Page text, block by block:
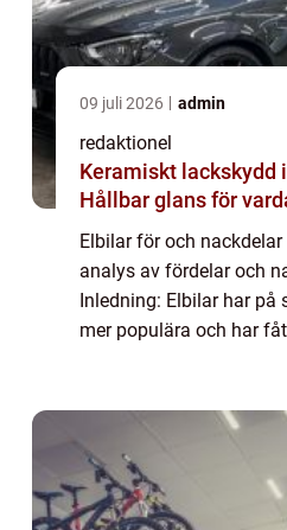
09 juli 2026 admin
redaktionel
Keramiskt lackskydd
Hållbar glans för
Elbilar för och
analys av fördelar och
Inledning: Elbilar har på
mer populära och har